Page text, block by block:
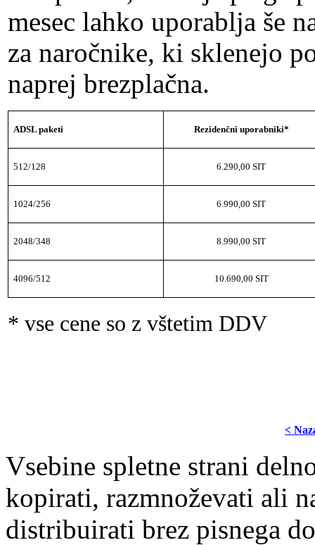
mesec lahko uporablja še
za naročnike, ki sklenejo
naprej brezplačna.
ADSL paketi Rezidenčni uporabniki*
512/128 6.290,00 SIT
1024/256 6.990,00 SIT
2048/348 8.990,00 SIT
4096/512 10.690,00 SIT
* vse cene so z vštetim DDV
<
Vsebine spletne strani
kopirati, razmnoževati ali
distribuirati brez pisnega